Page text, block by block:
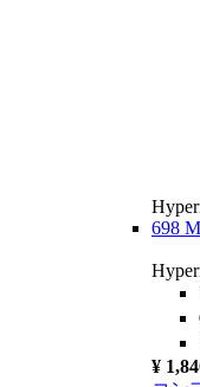
698
¥